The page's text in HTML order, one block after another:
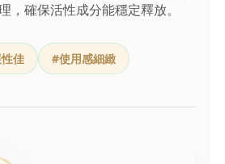
，確保活性成分能穩定釋放。
佳 #使用感細緻